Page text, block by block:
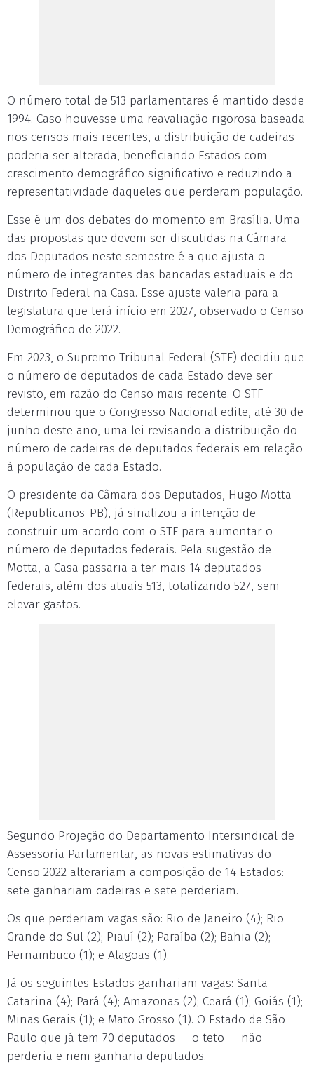
O número total de 513 parlamentares é mantido desde
1994. Caso houvesse uma reavaliação rigorosa baseada
nos censos mais recentes, a distribuição de cadeiras
poderia ser alterada, beneficiando Estados com
crescimento demográfico significativo e reduzindo a
representatividade daqueles que perderam população.
Esse é um dos debates do momento em Brasília. Uma
das propostas que devem ser discutidas na Câmara
dos Deputados neste semestre é a que ajusta o
número de integrantes das bancadas estaduais e do
Distrito Federal na Casa. Esse ajuste valeria para a
legislatura que terá início em 2027, observado o Censo
Demográfico de 2022.
Em 2023, o Supremo Tribunal Federal (STF) decidiu que
o número de deputados de cada Estado deve ser
revisto, em razão do Censo mais recente. O STF
determinou que o Congresso Nacional edite, até 30 de
junho deste ano, uma lei revisando a distribuição do
número de cadeiras de deputados federais em relação
à população de cada Estado.
O presidente da Câmara dos Deputados, Hugo Motta
(Republicanos-PB), já sinalizou a intenção de
construir um acordo com o STF para aumentar o
número de deputados federais. Pela sugestão de
Motta, a Casa passaria a ter mais 14 deputados
federais, além dos atuais 513, totalizando 527, sem
elevar gastos.
Segundo Projeção do Departamento Intersindical de
Assessoria Parlamentar, as novas estimativas do
Censo 2022 alterariam a composição de 14 Estados:
sete ganhariam cadeiras e sete perderiam.
Os que perderiam vagas são: Rio de Janeiro (4); Rio
Grande do Sul (2); Piauí (2); Paraíba (2); Bahia (2);
Pernambuco (1); e Alagoas (1).
Já os seguintes Estados ganhariam vagas: Santa
Catarina (4); Pará (4); Amazonas (2); Ceará (1); Goiás (1);
Minas Gerais (1); e Mato Grosso (1). O Estado de São
Paulo que já tem 70 deputados — o teto — não
perderia e nem ganharia deputados.